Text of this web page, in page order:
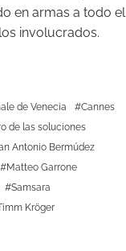
en armas a todo el
involucrados.
de Venecia
Cannes
de las soluciones
Antonio Bermúdez
Matteo Garrone
Samsara
Kröger